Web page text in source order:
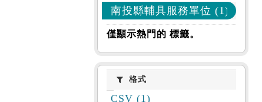
南投縣輔具服務單位 (1)
僅顯示熱門的 標籤。
格式格式
CSV (1)